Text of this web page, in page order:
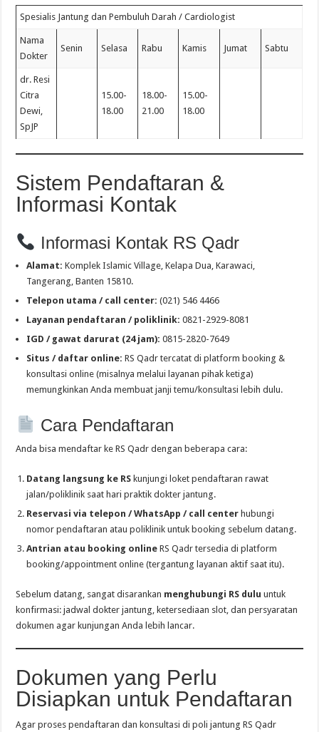
Spesialis Jantung dan Pembuluh Darah / Cardiologist
Nama
Dokter
Senin Selasa Rabu Kamis Jumat Sabtu
dr. Resi
Citra
Dewi,
SpJP
15.00-
18.00
18.00-
21.00
15.00-
18.00
Sistem Pendaftaran &
Informasi Kontak
Informasi Kontak RS Qadr
Alamat: Komplek Islamic Village, Kelapa Dua, Karawaci,
Tangerang, Banten 15810.
Telepon utama / call center: (021) 546 4466
Layanan pendaftaran / poliklinik: 0821-2929-8081
IGD / gawat darurat (24 jam): 0815-2820-7649
Situs / daftar online: RS Qadr tercatat di platform booking &
konsultasi online (misalnya melalui layanan pihak ketiga)
memungkinkan Anda membuat janji temu/konsultasi lebih dulu.
Cara Pendaftaran
Anda bisa mendaftar ke RS Qadr dengan beberapa cara:
Datang langsung ke RS kunjungi loket pendaftaran rawat
jalan/poliklinik saat hari praktik dokter jantung.
Reservasi via telepon / WhatsApp / call center hubungi
nomor pendaftaran atau poliklinik untuk booking sebelum datang.
Antrian atau booking online RS Qadr tersedia di platform
booking/appointment online (tergantung layanan aktif saat itu).
Sebelum datang, sangat disarankan menghubungi RS dulu untuk
konfirmasi: jadwal dokter jantung, ketersediaan slot, dan persyaratan
dokumen agar kunjungan Anda lebih lancar.
Dokumen yang Perlu
Disiapkan untuk Pendaftaran
Agar proses pendaftaran dan konsultasi di poli jantung RS Qadr